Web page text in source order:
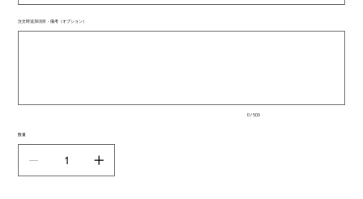
注文時追加項目・備考（オプション）
入
き
す。
0 / 500
数量